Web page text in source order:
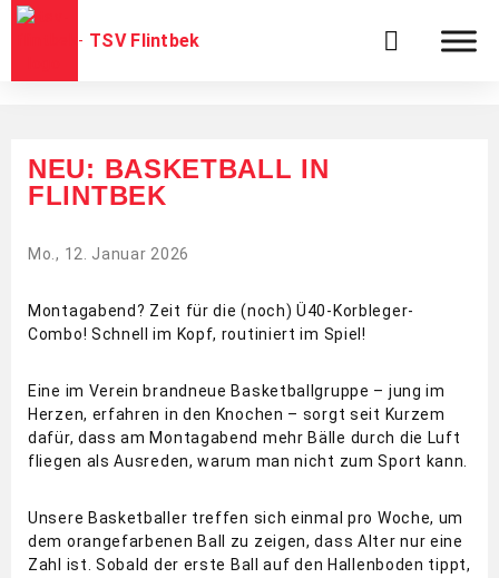
TSV Flintbek
NEU: BASKETBALL IN
FLINTBEK
Mo., 12. Januar 2026
Montagabend? Zeit für die (noch) Ü40-Korbleger-
Combo! Schnell im Kopf, routiniert im Spiel!
Eine im Verein brandneue Basketballgruppe – jung im
Herzen, erfahren in den Knochen – sorgt seit Kurzem
dafür, dass am Montagabend mehr Bälle durch die Luft
fliegen als Ausreden, warum man nicht zum Sport kann.
Unsere Basketballer treffen sich einmal pro Woche, um
dem orangefarbenen Ball zu zeigen, dass Alter nur eine
Zahl ist. Sobald der erste Ball auf den Hallenboden tippt,